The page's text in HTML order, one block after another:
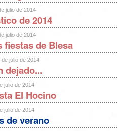
julio de 2014
de 2014
julio de 2014
fiestas de Blesa
julio de 2014
dejado...
julio de 2014
El Hocino
julio de 2014
de verano